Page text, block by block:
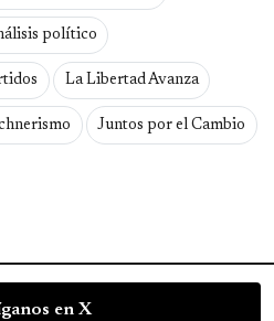
político
La Libertad Avanza
Juntos por el Cambio
en X